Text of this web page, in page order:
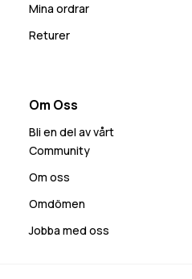
Mina ordrar
Returer
Om Oss
Bli en del av vårt
Community
Om oss
Omdömen
Jobba med oss